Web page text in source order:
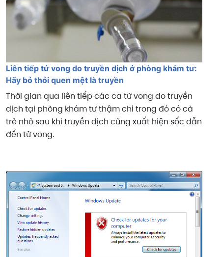
Liên tiếp tử vong do truyền dịch ở phòng khám tư:
Hãy bỏ thói quen mệt là truyền
Thời gian qua liên tiếp các ca tử vong do truyền
dịch tại phòng khám tư thậm chí trong đó có cả
trẻ nhỏ sau khi truyền dịch cũng xuất hiện sốc dẫn
đến tử vong.